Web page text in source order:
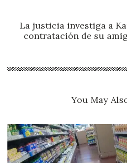
La justicia investiga a
contratación de su
You May